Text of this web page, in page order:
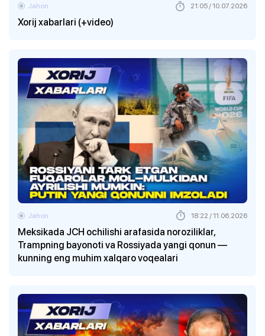
Xorij xabarlari (+video)
Jahon 21:05 / 10.07.2026
Meksikada JCH ochilishi arafasida noroziliklar,
Trampning bayonoti va Rossiyada yangi qonun —
kunning eng muhim xalqaro voqealari
Jahon 18:22 / 11.06.2026